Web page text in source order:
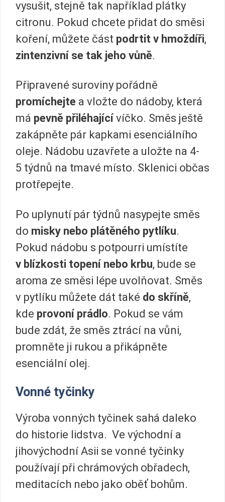
vysušit, stejně tak například plátky
citronu. Pokud chcete přidat do směsi
koření, můžete část podrtit v hmoždíři,
zintenzivní se tak jeho vůně.
Připravené suroviny pořádně
promíchejte a vložte do nádoby, která
má pevně přiléhajícívíčko. Směs ještě
zakápněte pár kapkami esenciálního
oleje. Nádobu uzavřete a uložte na 4-
5 týdnů na tmavé místo. Sklenici občas
protřepejte.
Po uplynutí pár týdnů nasypejte směs
do misky nebo plátěného pytlíku.
Pokud nádobu s potpourri umístíte
v blízkosti topení nebo krbu, bude se
aroma ze směsi lépe uvolňovat. Směs
v pytlíku můžete dát také do skříně,
kde provoní prádlo. Pokud se vám
bude zdát, že směs ztrácí na vůni,
promněte ji rukou a přikápněte
esenciální olej.
Vonné tyčinky
Výroba vonných tyčinek sahá daleko
do historie lidstva. Ve východní a
jihovýchodní Asii se vonné tyčinky
používají při chrámových obřadech,
meditacích nebo jako oběť bohům.